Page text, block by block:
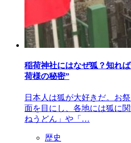
稲荷神社にはなぜ狐？知れ
荷様の秘密”
日本人は狐が大好きだ。お
面を目にし、各地には狐に
ねうどん」や「…
歴史